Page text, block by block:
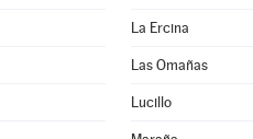
La Ercina
Las Omañas
Lucillo